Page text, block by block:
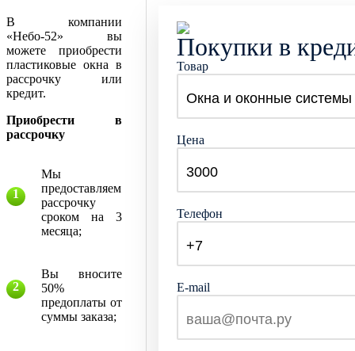
В компании
«Небо-52» вы
можете приобрести
пластиковые окна в
рассрочку или
кредит.
Приобрести в
рассрочку
Мы
предоставляем
рассрочку
сроком на 3
месяца;
Вы вносите
50%
предоплаты от
суммы заказа;
Покупки в
Товар
Цена
Телефон
E-mail